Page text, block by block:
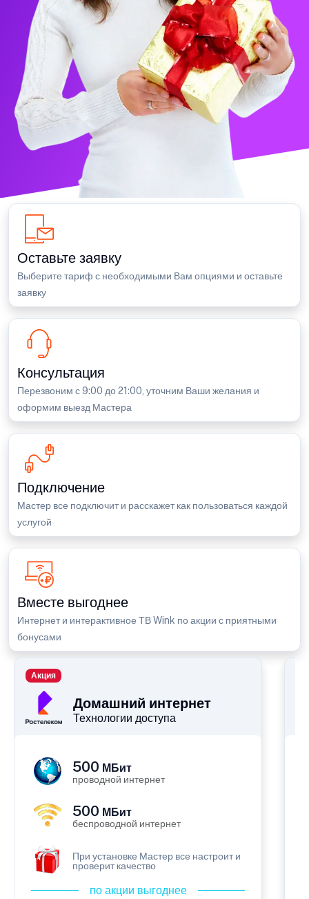
Оставьте заявку
Выберите тариф с необходимыми Вам опциями и оставьте
заявку
Консультация
Перезвоним с 9:00 до 21:00, уточним Ваши желания и
оформим выезд Мастера
Подключение
Мастер все подключит и расскажет как пользоваться каждой
услугой
Вместе выгоднее
Интернет и интерактивное ТВ Wink по акции с приятными
бонусами
Домашний интернет
Технологии доступа
Акция
500 МБит
проводной интернет
500 МБит
беспроводной интернет
При установке Мастер все настроит и
проверит качество
по акции выгоднее